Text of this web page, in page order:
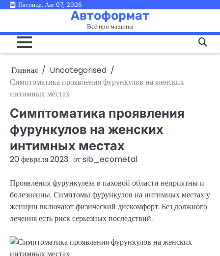
ПерейтиПятница, Авг 07, 2026
Автоформат
Всё про машины
Главная
Uncategorised
Симптоматика проявления фурункулов на женских
интимных местах
Симптоматика проявления
фурункулов на женских
интимных местах
20 февраля 2023 отsib_ecometal
Проявления фурункулеза в паховой области неприятны и
болезненны. Симптомы фурункулов на интимных местах у
женщин включают физический дискомфорт. Без должного
лечения есть риск серьезных последствий.